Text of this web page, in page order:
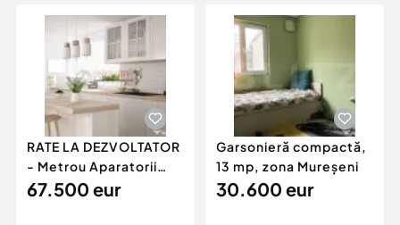
Servicii
Animale de companie
Afaceri și echipamente profesionale
Inchiriere Bunuri si Vehicule
Utilaje agricole si industriale
Piese auto si accesorii
Dacia Duster
RATE LA DEZVOLTATOR
- Metrou Aparatorii
Patriei -
67.500 eur
Garsonieră compactă,
13 mp, zona Mureșeni
30.600 eur